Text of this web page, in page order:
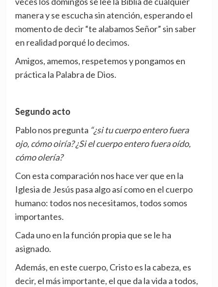
manera y se escucha sin atención, esperando el
momento de decir “te alabamos Señor” sin saber
en realidad porqué lo decimos.
Amigos, amemos, respetemos y pongamos en
práctica la Palabra de Dios.
Segundo acto
Pablo nos pregunta “¿si tu cuerpo entero fuera
ojo, cómo oiría? ¿Si el cuerpo entero fuera oído,
cómo olería?
Con esta comparación nos hace ver que en la
Iglesia de Jesús pasa algo así como en el cuerpo
humano: todos nos necesitamos, todos somos
importantes.
Cada uno en la función propia que se le ha
asignado.
Además, en este cuerpo, Cristo es la cabeza, es
decir, el más importante, el que da la vida a todos,